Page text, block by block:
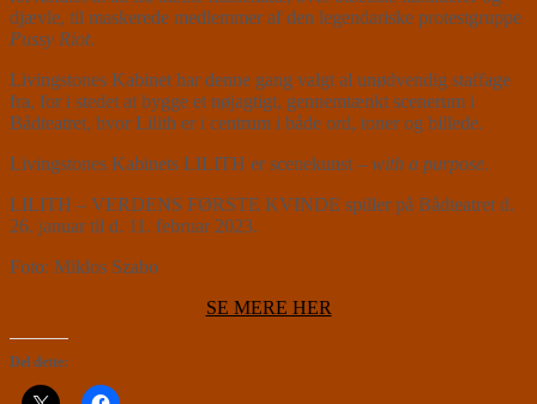
djævle, til maskerede medlemmer af den legendariske protestgruppe
Pussy Riot.
Livingstones Kabinet har denne gang valgt al unødvendig staffage
fra, for i stedet at bygge et nøjagtigt, gennemtænkt scenerum i
Bådteatret, hvor Lilith er i centrum i både ord, toner og billede.
Livingstones Kabinets LILITH er scenekunst – with a purpose.
LILITH – VERDENS FØRSTE KVINDE spiller på Bådteatret d.
26. januar til d. 11. februar 2023.
Foto: Miklos Szabo
SE MERE HER
Del dette: